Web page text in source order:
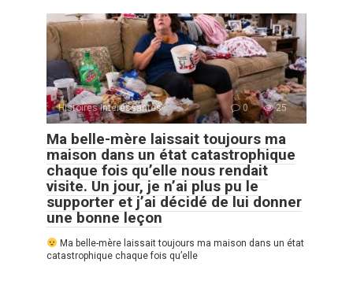
Histoires Intéressantes 0 25
Ma belle-mère laissait toujours ma
maison dans un état catastrophique
chaque fois qu’elle nous rendait
visite. Un jour, je n’ai plus pu le
supporter et j’ai décidé de lui donner
une bonne leçon
Ma belle-mère laissait toujours ma maison dans un état
catastrophique chaque fois qu’elle